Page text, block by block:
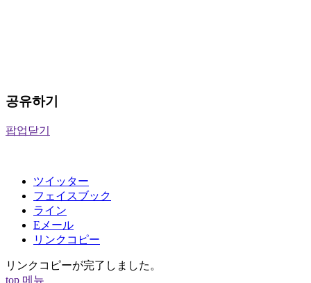
공유하기
팝업닫기
ツイッター
フェイスブック
ライン
Eメール
リンクコピー
リンクコピーが完了しました。
top 메뉴